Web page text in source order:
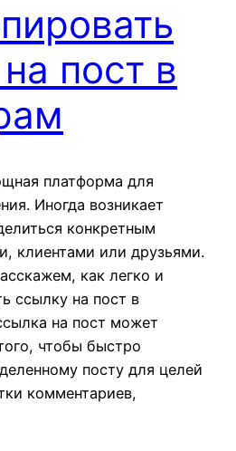
пост в
платформа для
Иногда возникает
конкретным
клиентами или друзьями.
как легко и
ссылку на пост в
на пост может
чтобы быстро
посту для целей
комментариев,